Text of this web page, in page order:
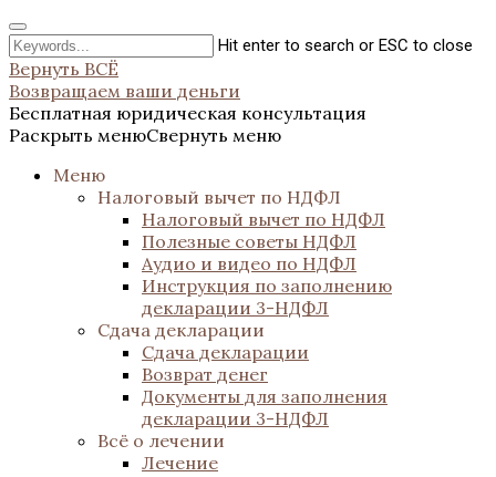
Hit enter to search or ESC to close
Вернуть ВСЁ
Возвращаем ваши деньги
Бесплатная юридическая консультация
Раскрыть менюСвернуть меню
Меню
Налоговый вычет по НДФЛ
Налоговый вычет по НДФЛ
Полезные советы НДФЛ
Аудио и видео по НДФЛ
Инструкция по заполнению
декларации 3-НДФЛ
Сдача декларации
Сдача декларации
Возврат денег
Документы для заполнения
декларации 3-НДФЛ
Всё о лечении
Лечение